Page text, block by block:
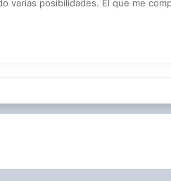
varias posibilidades. El que me